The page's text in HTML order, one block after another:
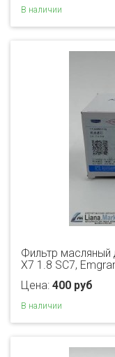
В наличии
Фильтр масляный
X7 1.8 SC7,
Цена: 400 руб
В наличии